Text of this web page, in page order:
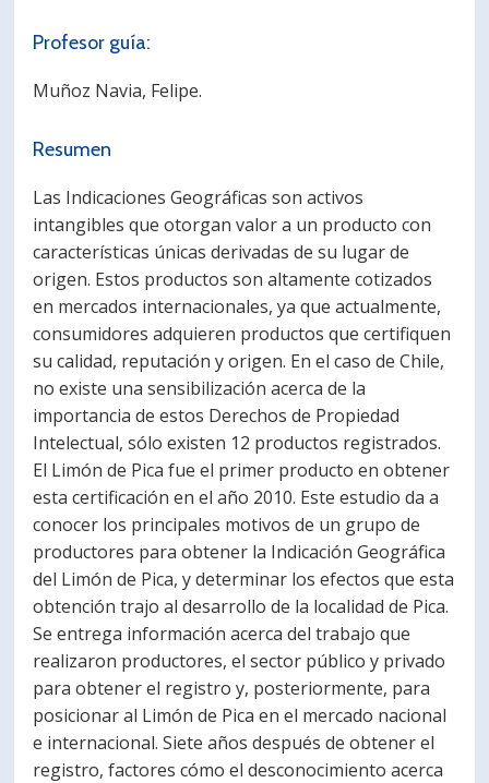
Estudiantes Egresados
Profesor guía:
Muñoz Navia, Felipe.
Resumen
Las Indicaciones Geográficas son activos
intangibles que otorgan valor a un producto con
características únicas derivadas de su lugar de
origen. Estos productos son altamente cotizados
en mercados internacionales, ya que actualmente,
consumidores adquieren productos que certifiquen
su calidad, reputación y origen. En el caso de Chile,
no existe una sensibilización acerca de la
importancia de estos Derechos de Propiedad
Intelectual, sólo existen 12 productos registrados.
El Limón de Pica fue el primer producto en obtener
esta certificación en el año 2010. Este estudio da a
conocer los principales motivos de un grupo de
productores para obtener la Indicación Geográfica
del Limón de Pica, y determinar los efectos que esta
obtención trajo al desarrollo de la localidad de Pica.
Se entrega información acerca del trabajo que
realizaron productores, el sector público y privado
para obtener el registro y, posteriormente, para
posicionar al Limón de Pica en el mercado nacional
e internacional. Siete años después de obtener el
registro, factores cómo el desconocimiento acerca